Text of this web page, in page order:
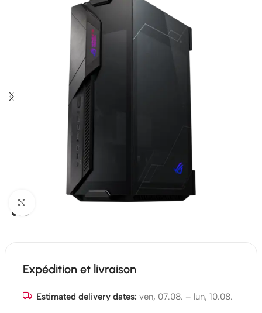
Click to enlarge
Expédition et livraison
Estimated delivery dates: ven, 07.08. – lun, 10.08.